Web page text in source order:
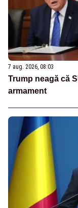
7 aug. 2026, 08:03
Trump neagă că
armament